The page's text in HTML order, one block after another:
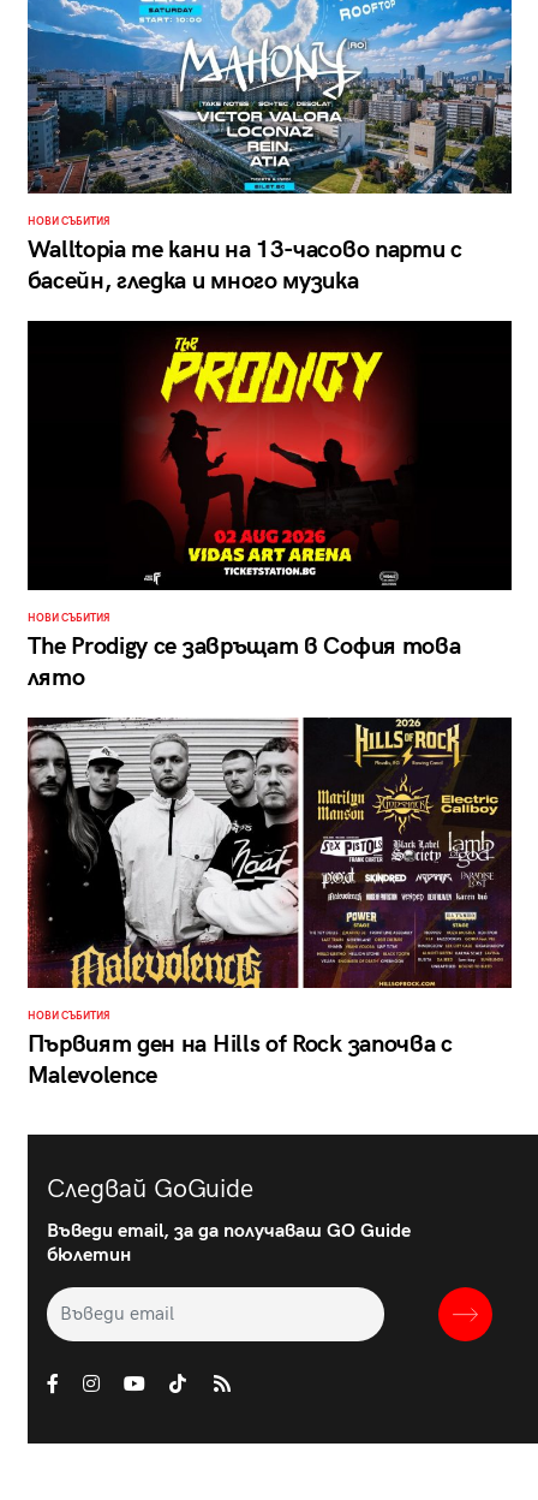
НОВИ СЪБИТИЯ
Walltopia те кани на 13-часово парти с
басейн, гледка и много музика
НОВИ СЪБИТИЯ
The Prodigy се завръщат в София това
лято
НОВИ СЪБИТИЯ
Първият ден на Hills of Rock започва с
Malevolence
Следвай GoGuide
Въведи email, за да получаваш GO Guide
бюлетин